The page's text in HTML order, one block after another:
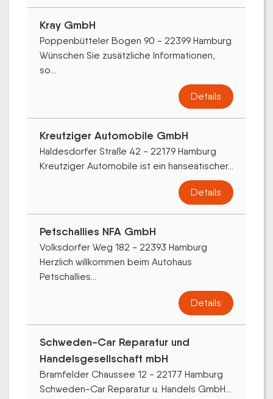
Kray GmbH
Poppenbütteler Bogen 90 - 22399 Hamburg
Wünschen Sie zusätzliche Informationen,
so...
Details
Kreutziger Automobile GmbH
Haldesdorfer Straße 42 - 22179 Hamburg
Kreutziger Automobile ist ein hanseatischer...
Details
Petschallies NFA GmbH
Volksdorfer Weg 182 - 22393 Hamburg
Herzlich willkommen beim Autohaus
Petschallies...
Details
Schweden-Car Reparatur und
Handelsgesellschaft mbH
Bramfelder Chaussee 12 - 22177 Hamburg
Schweden-Car Reparatur u. Handels GmbH...